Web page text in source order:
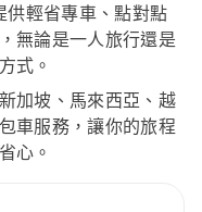
輕省專車、點對點
無論是一人旅行還是
式。
加坡、馬來西亞、越
車服務，讓你的旅程
心。